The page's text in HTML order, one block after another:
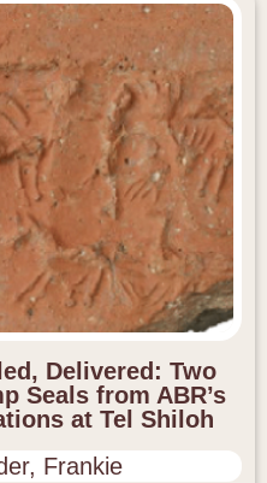
Delivered: Two
Seals from ABR’s
at Tel Shiloh
Frankie